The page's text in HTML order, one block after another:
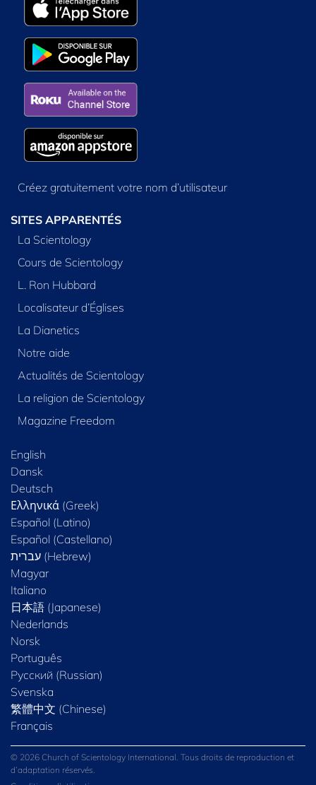
Créez gratuitement votre nom d’utilisateur
SITES APPARENTÉS
La Scientology
Cours de Scientology
L. Ron Hubbard
Localisateur d’Églises
La Dianetics
Notre aide
Actualités de Scientology
La religion de Scientology
Magazine Freedom
English
Dansk
Deutsch
Ελληνικά (Greek)
Español (Latino)
Español (Castellano)
Magyar
Italiano
日本語 (Japanese)
Nederlands
Norsk
Português
Русский (Russian)
Svenska
繁體中文 (Chinese)
Français
© 2026 Church of Scientology International. Tous droits de reproduction et
d’adaptation réservés.